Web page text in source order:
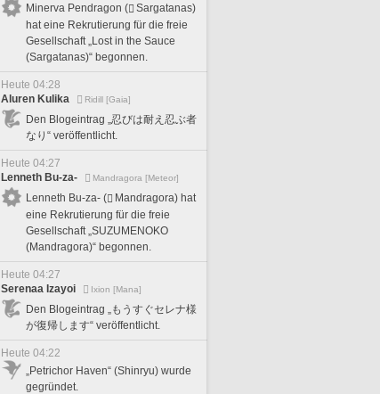
Minerva Pendragon (
Sargatanas)
hat eine Rekrutierung für die freie
Gesellschaft „Lost in the Sauce
(Sargatanas)“ begonnen.
Heute 04:28
Aluren Kulika
Ridill [Gaia]
Den Blogeintrag „忍びは耐え忍ぶ者
なり“ veröffentlicht.
Heute 04:27
Lenneth Bu-za-
Mandragora [Meteor]
Lenneth Bu-za- (
Mandragora) hat
eine Rekrutierung für die freie
Gesellschaft „SUZUMENOKO
(Mandragora)“ begonnen.
Heute 04:27
Serenaa Izayoi
Ixion [Mana]
Den Blogeintrag „もうすぐセレナ様
が復帰します“ veröffentlicht.
Heute 04:22
„Petrichor Haven“ (Shinryu) wurde
gegründet.